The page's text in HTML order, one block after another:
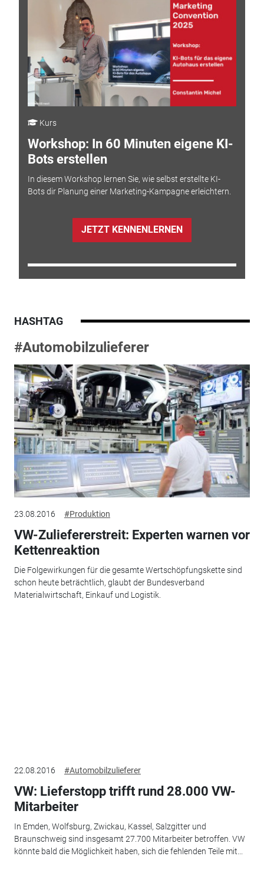
Kurs
Workshop: In 60 Minuten eigene KI-
Bots erstellen
In diesem Workshop lernen Sie, wie selbst erstellte KI-
Bots dir Planung einer Marketing-Kampagne erleichtern.
JETZT KENNENLERNEN
HASHTAG
#Automobilzulieferer
23.08.2016 #Produktion
VW-Zuliefererstreit: Experten warnen vor
Kettenreaktion
Die Folgewirkungen für die gesamte Wertschöpfungskette sind
schon heute beträchtlich, glaubt der Bundesverband
Materialwirtschaft, Einkauf und Logistik.
22.08.2016 #Automobilzulieferer
VW: Lieferstopp trifft rund 28.000 VW-
Mitarbeiter
In Emden, Wolfsburg, Zwickau, Kassel, Salzgitter und
Braunschweig sind insgesamt 27.700 Mitarbeiter betroffen. VW
könnte bald die Möglichkeit haben, sich die fehlenden Teile mit...